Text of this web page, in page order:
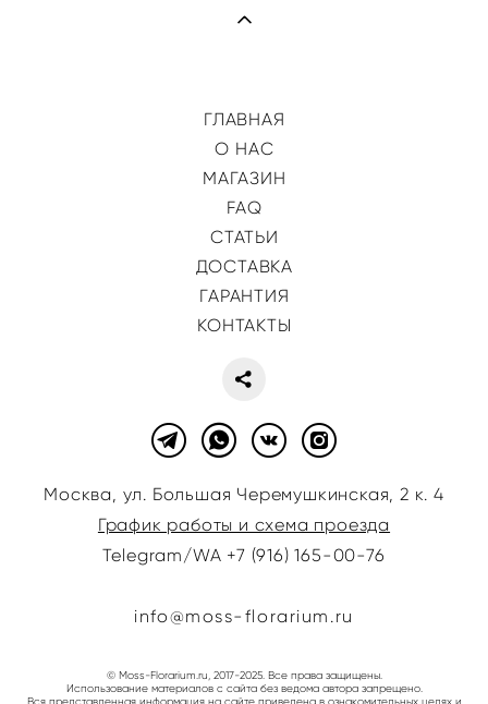
ГЛАВНАЯ
О НАС
МАГАЗИН
FAQ
СТАТЬИ
ДОСТАВКА
ГАРАНТИЯ
КОНТАКТЫ
Москва, ул. Большая Черемушкинская, 2 к. 4
График работы и схема проезда
Telegram/WA +7 (916) 165-00-76
info@moss-florarium.ru
© Moss-Florarium.ru, 2017-2025. Все права защищены.
Использование материалов с сайта без ведома автора запрещено.